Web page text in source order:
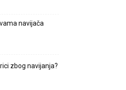
navijača
zbog navijanja?